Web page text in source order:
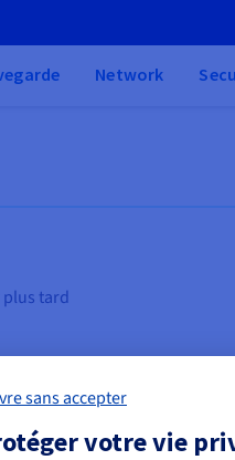
Network
plus tard
sans accepter
votre vie